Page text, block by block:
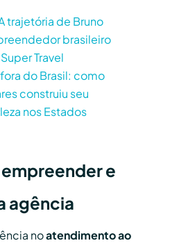
trajetória de Bruno
brasileiro
Travel
do Brasil: como
construiu seu
nos Estados
e
agência
noatendimento ao